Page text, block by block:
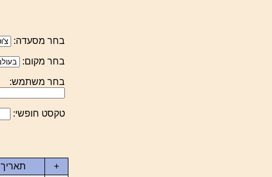
בחר מסעדה:
בחר מקום:
בחר משתמש:
טקסט חופשי:
+ תאריך